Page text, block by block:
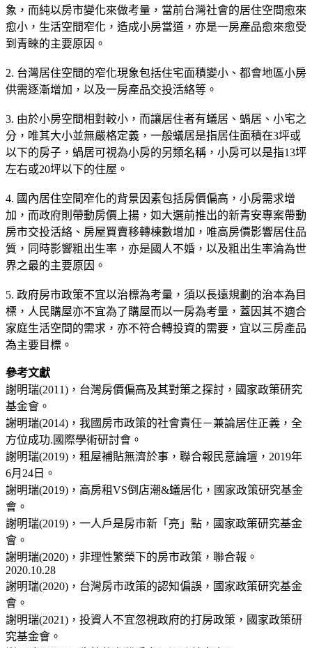
象，而純以房市變化來做考量，當前台灣社會的居住空間愈來
愈小，生活空間窄化，造成小房當道，亦是一房產品愈來愈受
到青睞的主要原因。
2. 台灣居住空間的窄化現象包括住宅面積變小、都會地區小房
供需逐漸增加，以及一房產品交投活絡等。
3. 由於小房空間相對較小，而讓居住者有蟻居、蝸居、小宅之
分，唯其大小並無嚴格定義，一般蟻居是指居住面積在3坪或
以下的房子，蝸居可視為小房的另類名稱，小房可以是指13坪
左右或20坪以下的住屋。
4. 國內居住空間窄化的背景因素包括房價偏高，小房需求增
加，而政府則帶動房價上揚，如大選前推出的新青安專案帶動
房市交投活絡、房屋買賣移轉棟數增加，唯高房價影響居住品
質，同時影響粗出生率，亦是國人不婚，以及粗出生率淪為世
界之最的主要原因。
5. 政府房市政策不宜以治標為考量，須以長遠規劃的治本為目
標，人民購屋亦不宜為了購屋而以一房為考量，蓋因其不適合
家庭生活空間的需求，亦不符合轉投資的需要，宜以三房產品
為主要目標。
參考文獻
謝明瑞(2011)，台灣房價偏高及其對策之探討，國家政策研究
基金會。
謝明瑞(2014)，我國房市政策的社會責任－兼論居住正義，全
方位成功.國際學術研討會。
謝明瑞(2019)，租屋補貼無濟於事，聯合報民意論壇，2019年
6月24日。
謝明瑞(2019)，高房租VS倒店潮&蟻居化，國家政策研究基金
會。
謝明瑞(2019)，一人戶是房市新「亮」點，國家政策研究基金
會。
謝明瑞(2020)，非理性繁榮下的房市政策，聯合報。
2020.10.28
謝明瑞(2020)，台灣房市政策的認知偏誤，國家政策研究基金
會。
謝明瑞(2021)，投資人不宜忽視政府的打房政策，國家政策研
究基金會。